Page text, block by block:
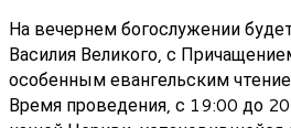
На вечернем богослужении
Василия Великого, с
особенным евангельским
Время проведения, с 19:00 до